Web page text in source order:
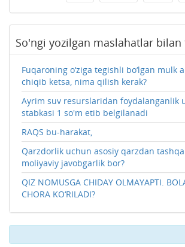
So'ngi yozilgan maslahatlar
Fuqaroning o‘ziga tegishli bo‘lgan mulk
chiqib ketsa, nima qilish kerak?
Ayrim suv resurslaridan foydalanganlik
stabkasi 1 so'm etib belgilanadi
RAQS bu-harakat,
Qarzdorlik uchun asosiy qarzdan
moliyaviy javobgarlik bor?
QIZ NOMUSGA CHIDAY OLMAYAPTI.
CHORA KO‘RILADI?